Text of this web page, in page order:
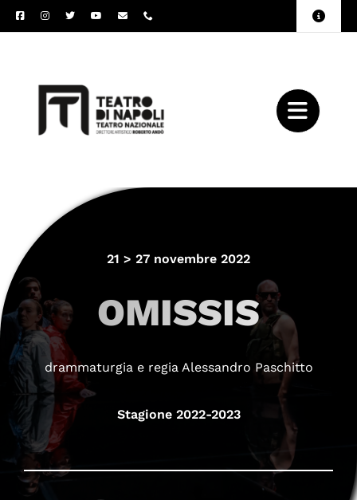
Salta
al
Toggle
21 > 27 novembre 2022
OMISSIS
drammaturgia e regia Alessandro Paschitto
Stagione 2022-2023